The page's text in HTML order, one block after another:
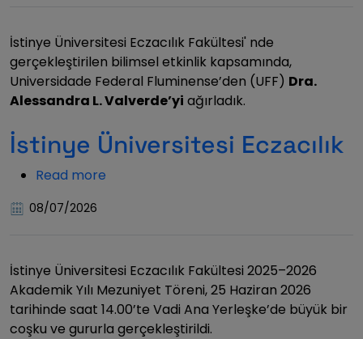
İstinye Üniversitesi Eczacılık Fakültesi' nde
gerçekleştirilen bilimsel etkinlik kapsamında,
Universidade Federal Fluminense’den (UFF) Dra.
Alessandra L. Valverde’yi ağırladık.
İstinye Üniversitesi Eczacılık
Read more
08/07/2026
İstinye Üniversitesi Eczacılık Fakültesi 2025–2026
Akademik Yılı Mezuniyet Töreni, 25 Haziran 2026
tarihinde saat 14.00’te Vadi Ana Yerleşke’de büyük bir
coşku ve gururla gerçekleştirildi.